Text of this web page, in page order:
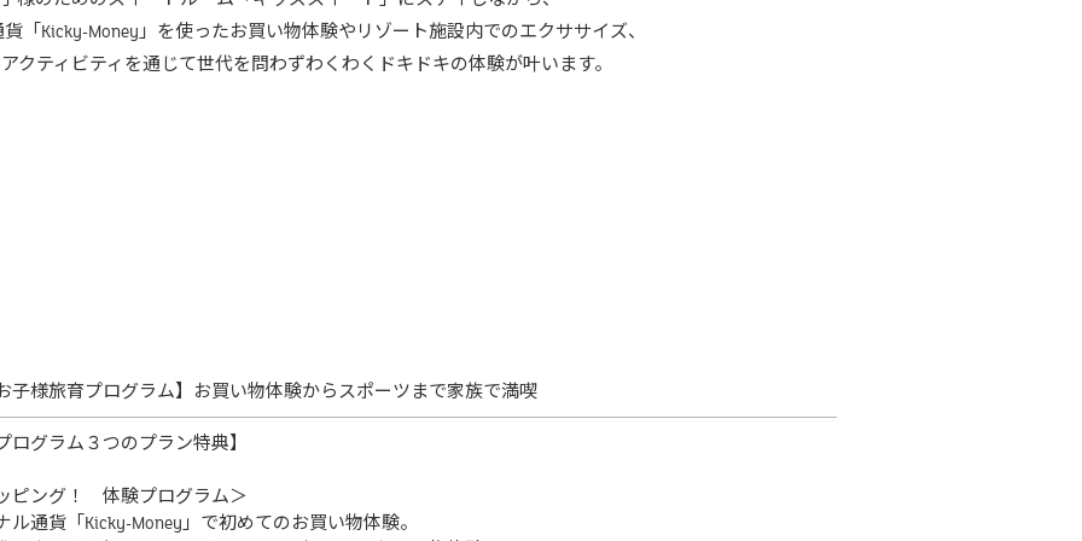
「Kicky-Money」を使ったお買い物体験やリゾート施設内でのエクササイズ、
クティビティを通じて世代を問わずわくわくドキドキの体験が叶います。
子様旅育プログラム】お買い物体験からスポーツまで家族で満喫
ログラム３つのプラン特典】
ピング！ 体験プログラム＞
ル通貨「Kicky-Money」で初めてのお買い物体験。